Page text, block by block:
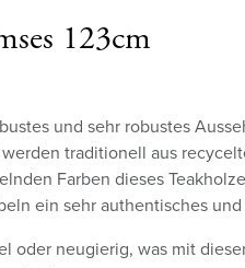
123cm
und sehr robustes
traditionell aus
Farben dieses
ein sehr authentisches
oder neugierig, was mit